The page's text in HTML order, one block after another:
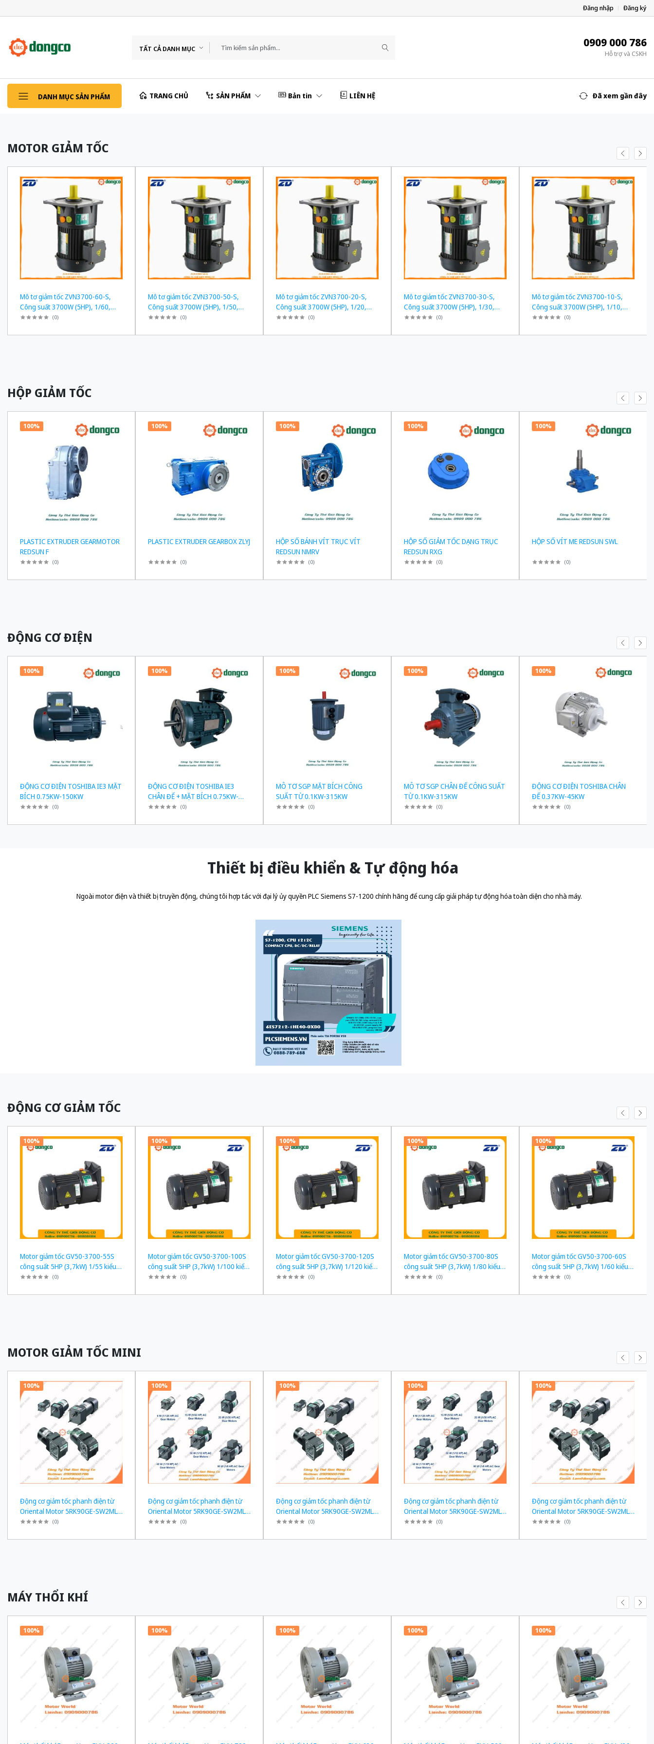
Đăng nhập Đăng ký
TẤT CẢ DANH MỤC 0909 000 786
Hỗ trợ và CSKH
DANH MỤC SẢN PHẨM TRANG CHỦ SẢN PHẨM Bản tin LIÊN HỆ Đã xem gần đây
MOTOR GIẢM TỐC
Mô tơ giảm tốc ZVN3700-60-S,
Công suất 3700W (5HP), 1/60,
Chân đế
(0)
Mô tơ giảm tốc ZVN3700-50-S,
Công suất 3700W (5HP), 1/50,
Chân đế
(0)
Mô tơ giảm tốc ZVN3700-20-S,
Công suất 3700W (5HP), 1/20,
Chân đế
(0)
Mô tơ giảm tốc ZVN3700-30-S,
Công suất 3700W (5HP), 1/30,
Chân đế
(0)
Mô tơ giảm tốc ZVN3700-10-S,
Công suất 3700W (5HP), 1/10,
Chân đế
(0)
HỘP GIẢM TỐC
100%
PLASTIC EXTRUDER GEARMOTOR
REDSUN F
(0)
100%
PLASTIC EXTRUDER GEARBOX ZLYJ
(0)
100%
HỘP SỐ BÁNH VÍT TRỤC VÍT
REDSUN NMRV
(0)
100%
HỘP SỐ GIẢM TỐC DẠNG TRỤC
REDSUN RXG
(0)
100%
HỘP SỐ VÍT ME REDSUN SWL
(0)
ĐỘNG CƠ ĐIỆN
100%
ĐỘNG CƠ ĐIỆN TOSHIBA IE3 MẶT
BÍCH 0.75KW-150KW
(0)
100%
ĐỘNG CƠ ĐIỆN TOSHIBA IE3
CHÂN ĐẾ + MẶT BÍCH 0.75KW-
150KW
(0)
100%
MÔ TƠ SGP MẶT BÍCH CÔNG
SUẤT TỪ 0.1KW-315KW
(0)
100%
MÔ TƠ SGP CHÂN ĐẾ CÔNG SUẤT
TỪ 0.1KW-315KW
(0)
100%
ĐỘNG CƠ ĐIỆN TOSHIBA CHÂN
ĐẾ 0.37KW-45KW
(0)
Thiết bị điều khiển & Tự động hóa
Ngoài motor điện và thiết bị truyền động, chúng tôi hợp tác với đại lý ủy quyền PLC Siemens S7-1200 chính hãng để cung cấp giải pháp tự động hóa toàn diện cho nhà máy.
ĐỘNG CƠ GIẢM TỐC
100%
Motor giảm tốc GV50-3700-55S
công suất 5HP (3,7kW) 1/55 kiểu
lắp Mặt bích
(0)
100%
Motor giảm tốc GV50-3700-100S
công suất 5HP (3,7kW) 1/100 kiểu
lắp Mặt bích
(0)
100%
Motor giảm tốc GV50-3700-120S
công suất 5HP (3,7kW) 1/120 kiểu
lắp Mặt bích
(0)
100%
Motor giảm tốc GV50-3700-80S
công suất 5HP (3,7kW) 1/80 kiểu
lắp Mặt bích
(0)
100%
Motor giảm tốc GV50-3700-60S
công suất 5HP (3,7kW) 1/60 kiểu
lắp Mặt bích
(0)
MOTOR GIẢM TỐC MINI
100%
Động cơ giảm tốc phanh điện từ
Oriental Motor 5RK90GE-SW2ML +
5GE180KF công suất 60W tỉ số
(0)
100%
Động cơ giảm tốc phanh điện từ
Oriental Motor 5RK90GE-SW2ML +
5GE150KF công suất 60W tỉ số
(0)
100%
Động cơ giảm tốc phanh điện từ
Oriental Motor 5RK90GE-SW2ML +
5GE120KF công suất 60W tỉ số
(0)
100%
Động cơ giảm tốc phanh điện từ
Oriental Motor 5RK90GE-SW2ML +
5GE100KF công suất 60W tỉ số
(0)
100%
Động cơ giảm tốc phanh điện từ
Oriental Motor 5RK90GE-SW2ML +
5GE90KF công suất 60W tỉ số
(0)
MÁY THỔI KHÍ
100% 100% 100% 100% 100%